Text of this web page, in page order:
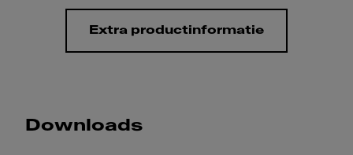
Extra productinformatie
Downloads